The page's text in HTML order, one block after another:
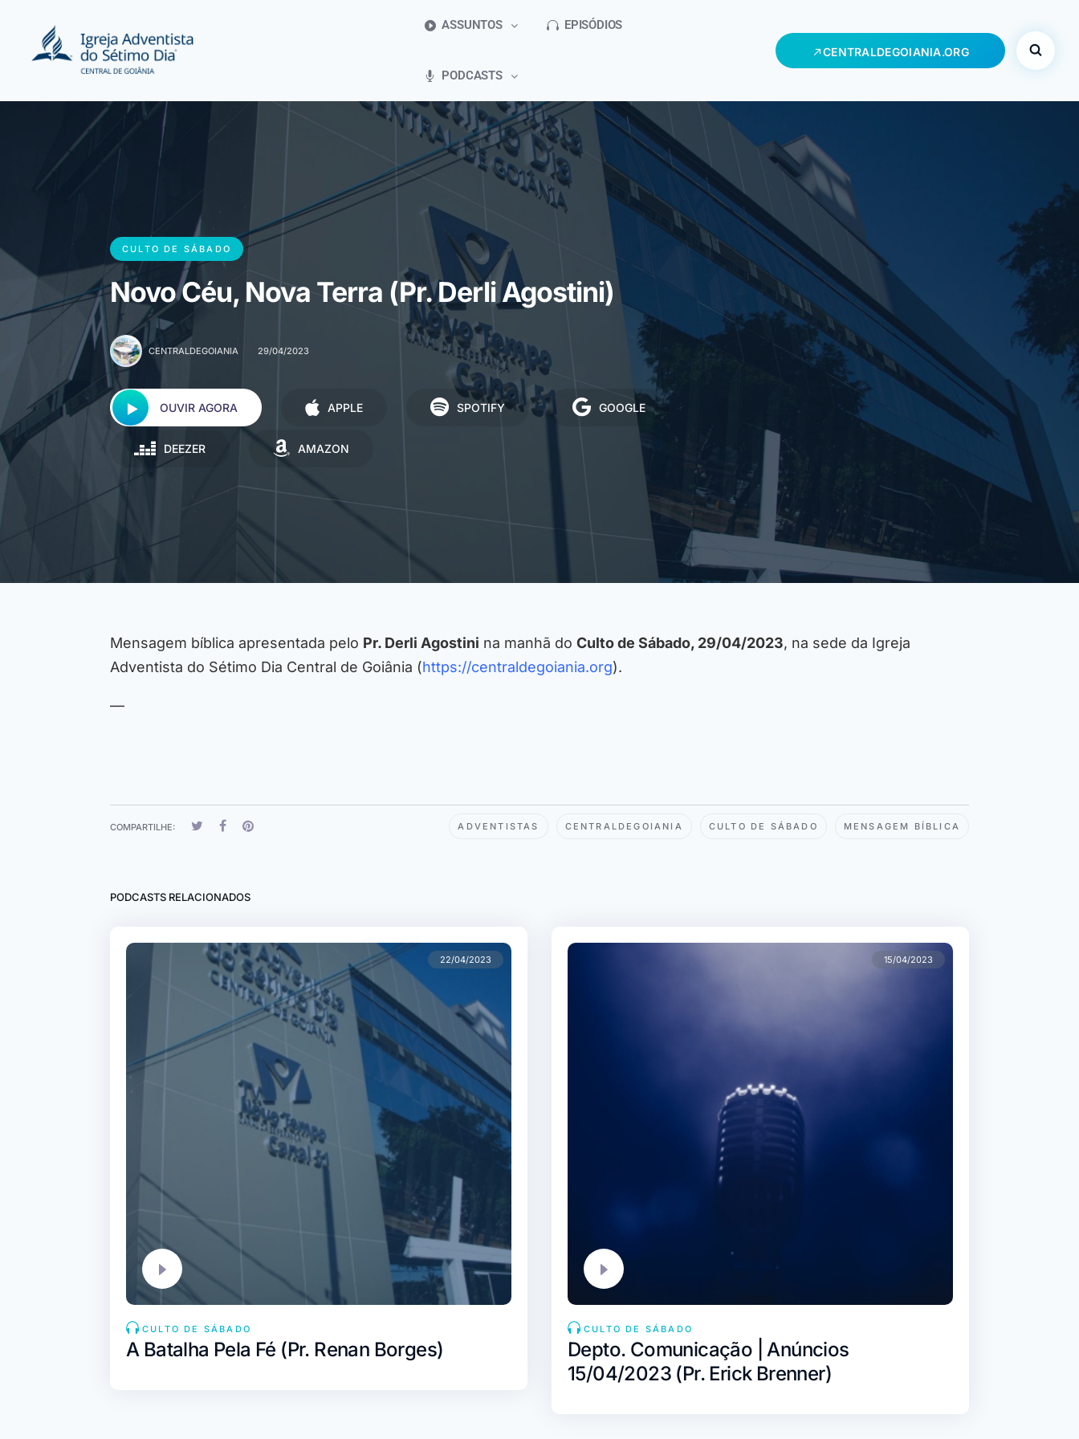
ASSUNTOS EPISÓDIOS
PODCASTS
CENTRALDEGOIANIA.ORG
CULTO DE SÁBADO
Novo Céu, Nova Terra (Pr. Derli Agostini)
CENTRALDEGOIANIA 29/04/2023
OUVIR AGORA APPLE SPOTIFY GOOGLE
DEEZER AMAZON
Mensagem bíblica apresentada pelo Pr. Derli Agostini na manhã do Culto de Sábado, 29/04/2023, na sede da Igreja
Adventista do Sétimo Dia Central de Goiânia (https://centraldegoiania.org).
—
COMPARTILHE: ADVENTISTAS CENTRALDEGOIANIA CULTO DE SÁBADO MENSAGEM BÍBLICA
PODCASTS RELACIONADOS
22/04/2023
CULTO DE SÁBADO
A Batalha Pela Fé (Pr. Renan Borges)
15/04/2023
CULTO DE SÁBADO
Depto. Comunicação | Anúncios
15/04/2023 (Pr. Erick Brenner)